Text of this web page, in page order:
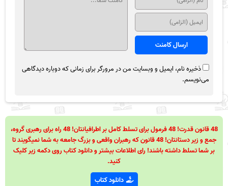
ذخیره نام، ایمیل و وبسایت من در مرورگر برای زمانی که دوباره دیدگاهی
می‌نویسم.
48 قانون قدرت! 48 فرمول برای تسلط کامل بر اطرافیانتان! 48 راه برای رهبری گروه،
جمع و زیر دستانتان! 48 قانون که رهبران واقعی و بزرگ جامعه به شما نمیگویند تا
بر شما تسلط داشته باشند! رای اطلاعات بیشتر و دانلود کتاب روی دکمه زیر کلیک
کنید.
دانلود کتاب